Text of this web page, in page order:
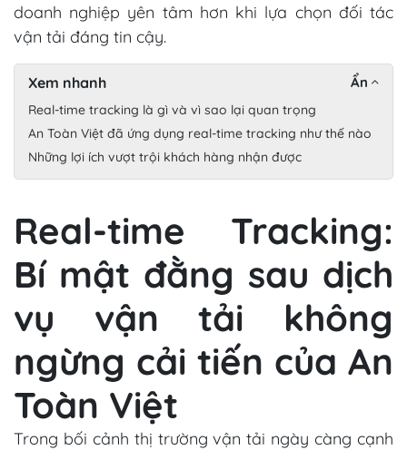
doanh nghiệp yên tâm hơn khi lựa chọn đối tác
vận tải đáng tin cậy.
Xem nhanh Ẩn
Real-time tracking là gì và vì sao lại quan trọng
An Toàn Việt đã ứng dụng real-time tracking như thế nào
Những lợi ích vượt trội khách hàng nhận được
Real-time Tracking:
Bí mật đằng sau dịch
vụ vận tải không
ngừng cải tiến của An
Toàn Việt
Trong bối cảnh thị trường vận tải ngày càng cạnh